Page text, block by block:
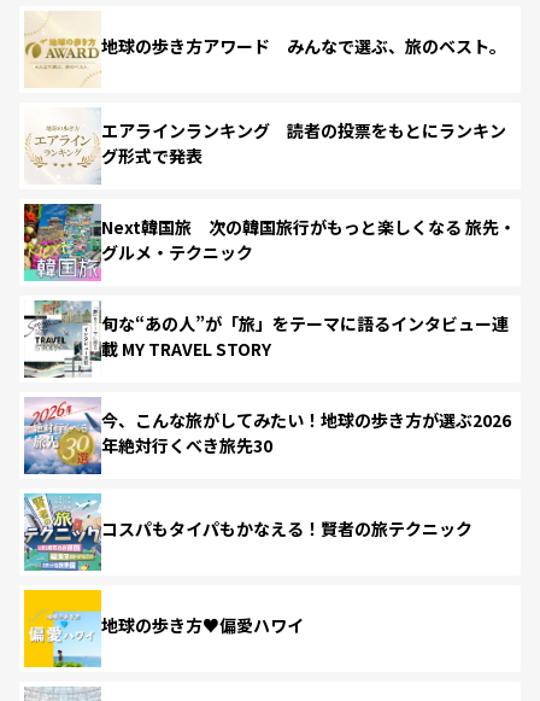
地球の歩き方アワード みんなで選ぶ、旅のベスト。
エアラインランキング 読者の投票をもとにランキン
グ形式で発表
Next韓国旅 次の韓国旅行がもっと楽しくなる 旅先・
グルメ・テクニック
旬な“あの人”が「旅」をテーマに語るインタビュー連
載 MY TRAVEL STORY
今、こんな旅がしてみたい！地球の歩き方が選ぶ2026
年絶対行くべき旅先30
コスパもタイパもかなえる！賢者の旅テクニック
地球の歩き方♥偏愛ハワイ